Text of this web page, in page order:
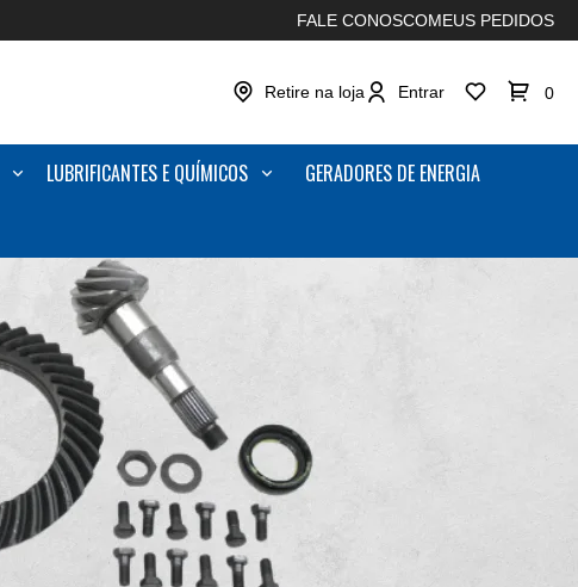
FALE CONOSCOMEUS PEDIDOS
Retire na loja Entrar 0
LUBRIFICANTES E QUÍMICOS GERADORES DE ENERGIA